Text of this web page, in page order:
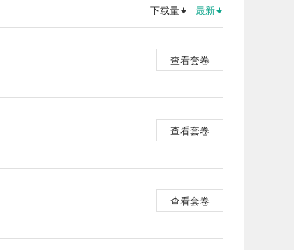
下载量 最新
查看套卷
查看套卷
查看套卷